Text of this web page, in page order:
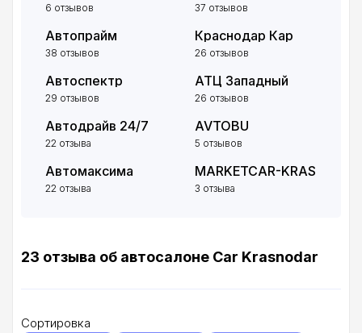
6 отзывов 37 отзывов
Автопрайм
38 отзывов
Краснодар Кар
26 отзывов
Автоспектр
29 отзывов
АТЦ Западный
26 отзывов
Автодрайв 24/7
22 отзыва
AVTOBU
5 отзывов
Автомаксима
22 отзыва
MARKETCAR-KRAS
3 отзыва
23 отзыва об автосалоне Car Krasnodar
Сортировка